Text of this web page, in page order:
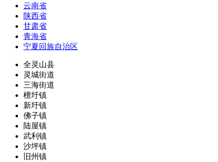
云南省
陕西省
甘肃省
青海省
宁夏回族自治区
全灵山县
灵城街道
三海街道
檀圩镇
新圩镇
佛子镇
陆屋镇
武利镇
沙坪镇
旧州镇